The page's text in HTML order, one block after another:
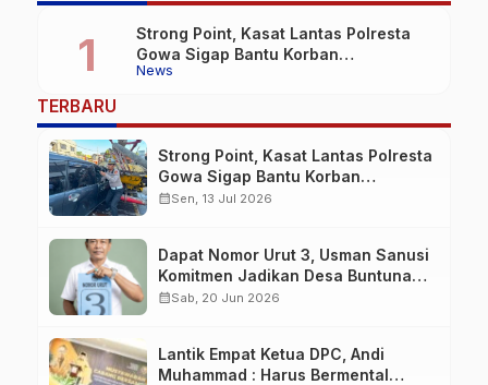
News
Strong Point, Kasat Lantas Polresta
Gowa Sigap Bantu Korban
Kecelakaan
TERBARU
Strong Point, Kasat Lantas Polresta
Gowa Sigap Bantu Korban
Kecelakaan
calendar_monthSen, 13 Jul 2026
Dapat Nomor Urut 3, Usman Sanusi
Komitmen Jadikan Desa Buntuna
Jauh lebih Baik
calendar_monthSab, 20 Jun 2026
Lantik Empat Ketua DPC, Andi
Muhammad : Harus Bermental